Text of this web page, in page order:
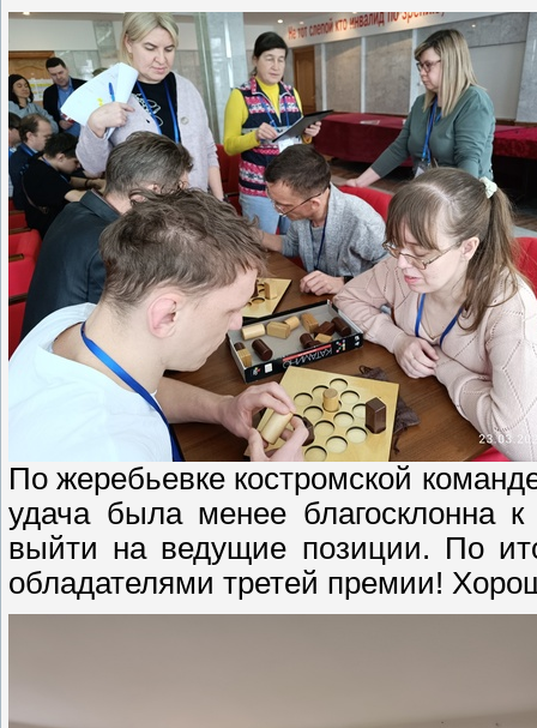
По жеребьевке костромской
удача была менее благосклонна
выйти на ведущие позиции. По
обладателями третей премии!